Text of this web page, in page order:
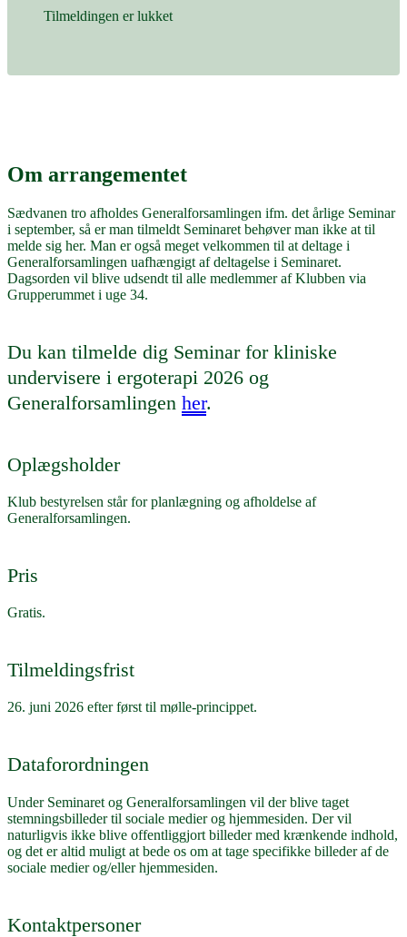
Tilmeldingen er lukket
Om arrangementet
Sædvanen tro afholdes Generalforsamlingen ifm. det årlige Seminar
i september, så er man tilmeldt Seminaret behøver man ikke at til
melde sig her. Man er også meget velkommen til at deltage i
Generalforsamlingen uafhængigt af deltagelse i Seminaret.
Dagsorden vil blive udsendt til alle medlemmer af Klubben via
Grupperummet i uge 34.
Du kan tilmelde dig Seminar for kliniske
undervisere i ergoterapi 2026 og
Generalforsamlingen her.
Oplægsholder
Klub bestyrelsen står for planlægning og afholdelse af
Generalforsamlingen.
Pris
Gratis.
Tilmeldingsfrist
26. juni 2026 efter først til mølle-princippet.
Dataforordningen
Under Seminaret og Generalforsamlingen vil der blive taget
stemningsbilleder til sociale medier og hjemmesiden. Der vil
naturligvis ikke blive offentliggjort billeder med krænkende indhold,
og det er altid muligt at bede os om at tage specifikke billeder af de
sociale medier og/eller hjemmesiden.
Kontaktpersoner